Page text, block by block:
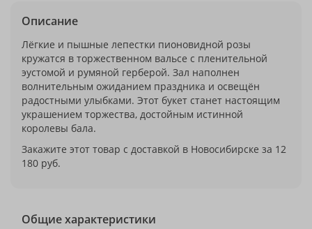
Описание
Лёгкие и пышные лепестки пионовидной розы
кружатся в торжественном вальсе с пленительной
эустомой и румяной герберой. Зал наполнен
волнительным ожиданием праздника и освещён
радостными улыбками. Этот букет станет настоящим
украшением торжества, достойным истинной
королевы бала.
Закажите этот товар с доставкой в Новосибирске за 12
180 руб.
Общие характеристики